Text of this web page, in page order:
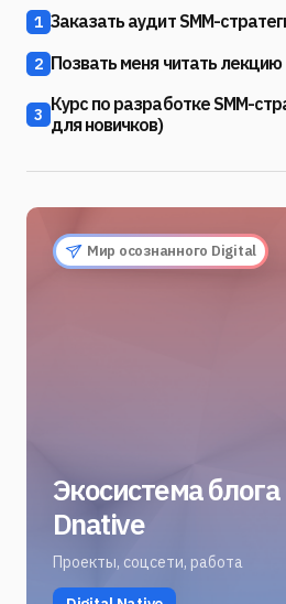
1 Заказать аудит SMM-
2 Позвать меня читать лекцию
3 Курс по разработке SMM-
для новичков)
Мир осознанного Digital
Экосистема блога
Dnative
Проекты, соцсети, работа